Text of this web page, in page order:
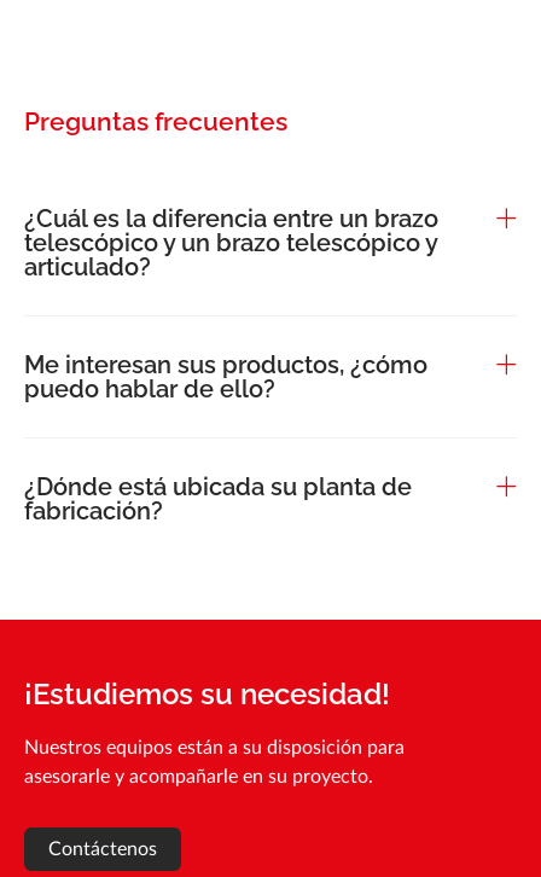
Preguntas frecuentes
¿Cuál es la diferencia entre un brazo
telescópico y un brazo telescópico y
articulado?
Me interesan sus productos, ¿cómo
puedo hablar de ello?
¿Dónde está ubicada su planta de
fabricación?
¡Estudiemos su necesidad!
Nuestros equipos están a su disposición para
asesorarle y acompañarle en su proyecto.
Contáctenos